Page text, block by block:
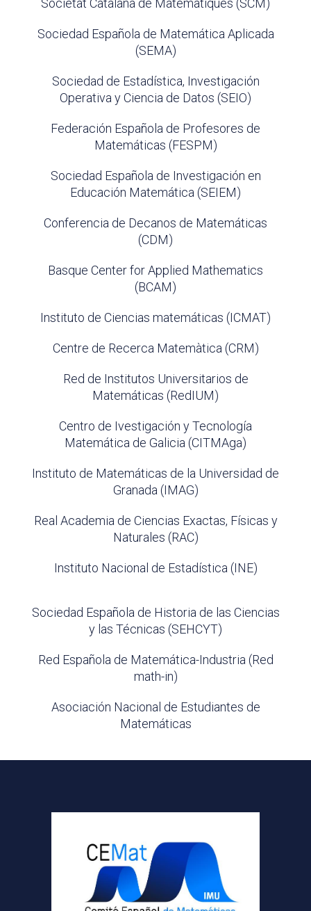
Societat Catalana de Matemàtiques (SCM)
Sociedad Española de Matemática Aplicada
(SEMA)
Sociedad de Estadística, Investigación
Operativa y Ciencia de Datos (SEIO)
Federación Española de Profesores de
Matemáticas (FESPM)
Sociedad Española de Investigación en
Educación Matemática (SEIEM)
Conferencia de Decanos de Matemáticas
(CDM)
Basque Center for Applied Mathematics
(BCAM)
Instituto de Ciencias matemáticas (ICMAT)
Centre de Recerca Matemàtica (CRM)
Red de Institutos Universitarios de
Matemáticas (RedIUM)
Centro de Ivestigación y Tecnología
Matemática de Galicia (CITMAga)
Instituto de Matemáticas de la Universidad de
Granada (IMAG)
Real Academia de Ciencias Exactas, Físicas y
Naturales (RAC)
Instituto Nacional de Estadística (INE)
Sociedad Española de Historia de las Ciencias
y las Técnicas (SEHCYT)
Red Española de Matemática-Industria (Red
math-in)
Asociación Nacional de Estudiantes de
Matemáticas